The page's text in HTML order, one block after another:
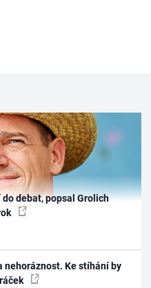
debat, popsal Grolich
nehoráznost. Ke stíhání by